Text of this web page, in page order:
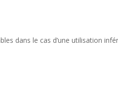
dans le cas d’une utilisation